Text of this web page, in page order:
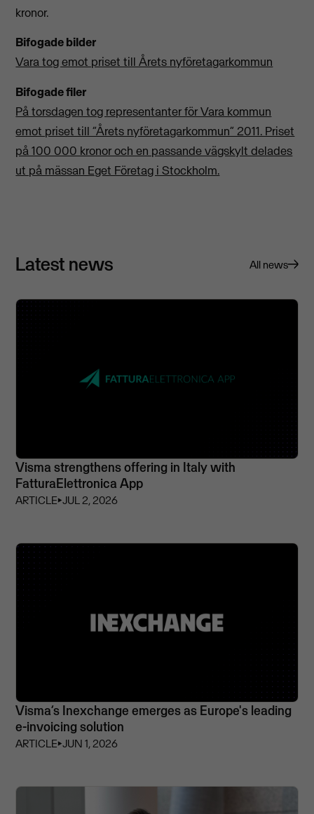
kronor.
Bifogade bilder
Vara tog emot priset till Årets nyföretagarkommun
Bifogade filer
På torsdagen tog representanter för Vara kommun
emot priset till ”Årets nyföretagarkommun” 2011. Priset
på 100 000 kronor och en passande vägskylt delades
ut på mässan Eget Företag i Stockholm.
Latest news All news
Visma strengthens offering in Italy with
FatturaElettronica App
ARTICLE⏵JUL 2, 2026
Visma’s Inexchange emerges as Europe's leading
e-invoicing solution
ARTICLE⏵JUN 1, 2026